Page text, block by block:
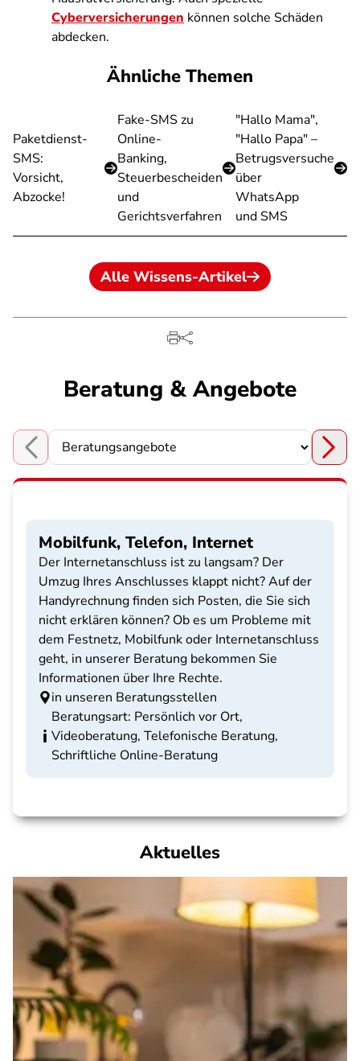
Cyberversicherungen können solche Schäden
abdecken.
Ähnliche Themen
Paketdienst-
SMS:
Vorsicht,
Abzocke!
Fake-SMS zu
Online-
Banking,
Steuerbescheiden
und
Gerichtsverfahren
"Hallo Mama",
"Hallo Papa" –
Betrugsversuche
über
WhatsApp
und SMS
Alle Wissens-Artikel
Beratung & Angebote
Choose a section
Mobilfunk, Telefon, Internet
Der Internetanschluss ist zu langsam? Der
Umzug Ihres Anschlusses klappt nicht? Auf der
Handyrechnung finden sich Posten, die Sie sich
nicht erklären können? Ob es um Probleme mit
dem Festnetz, Mobilfunk oder Internetanschluss
geht, in unserer Beratung bekommen Sie
Informationen über Ihre Rechte.
in unseren Beratungsstellen
Beratungsart: Persönlich vor Ort,
Videoberatung, Telefonische Beratung,
Schriftliche Online-Beratung
Aktuelles